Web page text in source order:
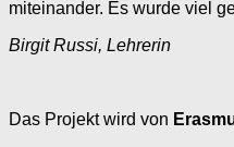
miteinander. Es wurde viel
Birgit Russi, Lehrerin
Das Projekt wird von